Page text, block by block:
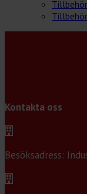
Kontakta oss
Besöksadress: